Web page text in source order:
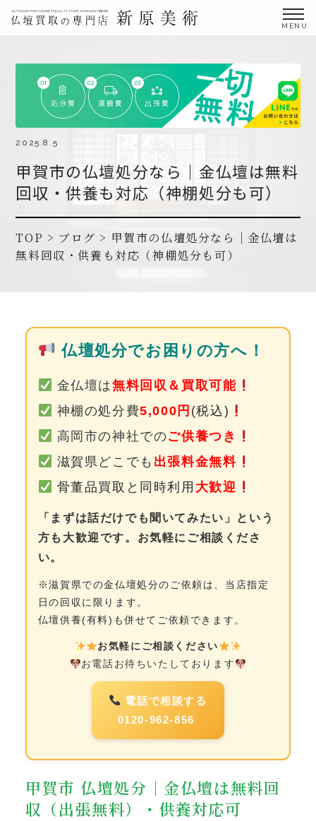
仏壇買取サービス
買取ステップ・お仏壇処分の流れ
ブログ
北陸三県外の方
よくあるご質問
協力店募集について
0120-962-856
受付時間：24時間受付 定休日：なし
2025.8.5
甲賀市の仏壇処分なら｜金仏壇は無料
回収・供養も対応（神棚処分も可）
TOP > ブログ > 甲賀市の仏壇処分なら｜金仏壇は
無料回収・供養も対応（神棚処分も可）
仏壇処分でお困りの方へ！
金仏壇は無料回収＆買取可能
神棚の処分費5,000円 (税込)
高岡市の神社でのご供養つき
滋賀 県どこでも 出張料金無料
骨董品買取と同時利用 大歓迎
「まずは話だけでも聞いてみたい」という
方も大歓迎です。お気軽にご相談くださ
い。
※滋賀県での金仏壇処分のご依頼は、当店指定
日の回収に限ります。
仏壇供養(有料)も併せてご依頼できます。
お気軽にご相談ください
お電話お待ちいたしております
電話で相談する
0120-962-856
甲賀市 仏壇処分｜金仏壇は無料回
収（出張無料）・供養対応可